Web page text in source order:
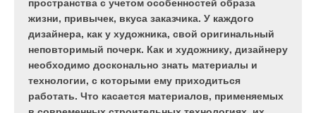
жизни, привычек, вкуса заказчика. У каждого
дизайнера, как у художника, свой оригинальный
неповторимый почерк. Как и художнику, дизайнеру
необходимо досконально знать материалы и
технологии, с которыми ему приходиться
работать. Что касается материалов, применяемых
семинара - Министерство по делам ГО и ЧС
Республики Татарстан и Русская Ассоциация
Гигиены Вентиляции. Участники семинара -
представители более чем 50 предприятий и
муниципальных служб, регулярно
сталкивающихся с проблемами гигиены
вентиляции.
накопилась определенная практика применения
воздушных тепловых завес (ВТЗ) на крупных
объектах, где вопрос открытых входных и
въездных проемов в холодное время года крайне
важен.
России. Ведущим производителем сепараторов
является голландская фирма Spirotech, которую
на российском рынке представляет компания
«ГлавОбъект», известная ранее под названием
«Кора-до». О разработке Spirotech -
полнопоточных сепараторах Spirovent, в основу
которых положена уникальная трубка Spiro,